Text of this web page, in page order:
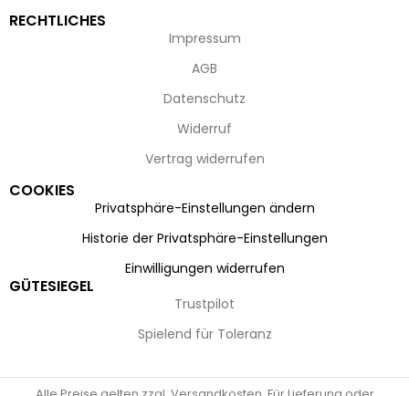
RECHTLICHES
Impressum
AGB
Datenschutz
Widerruf
Vertrag widerrufen
COOKIES
Privatsphäre-Einstellungen ändern
Historie der Privatsphäre-Einstellungen
Einwilligungen widerrufen
GÜTESIEGEL
Trustpilot
Spielend für Toleranz